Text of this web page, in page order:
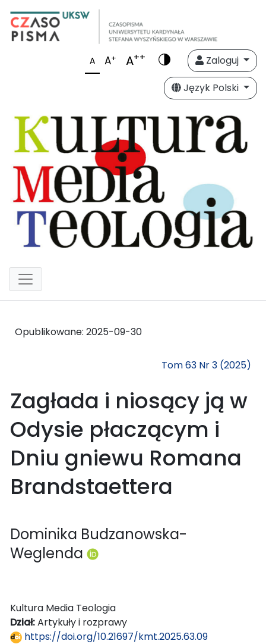
A A+ A++
Zaloguj
Język Polski
Opublikowane: 2025-09-30
Tom 63 Nr 3 (2025)
Zagłada i niosący ją w
Odysie płaczącym i
Dniu gniewu Romana
Brandstaettera
Dominika Budzanowska-
Weglenda
Kultura Media Teologia
Dział:Artykuły i rozprawy
https://doi.org/10.21697/kmt.2025.63.09